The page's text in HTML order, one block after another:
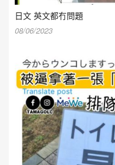
日文 英文都冇問題
08/06/2023